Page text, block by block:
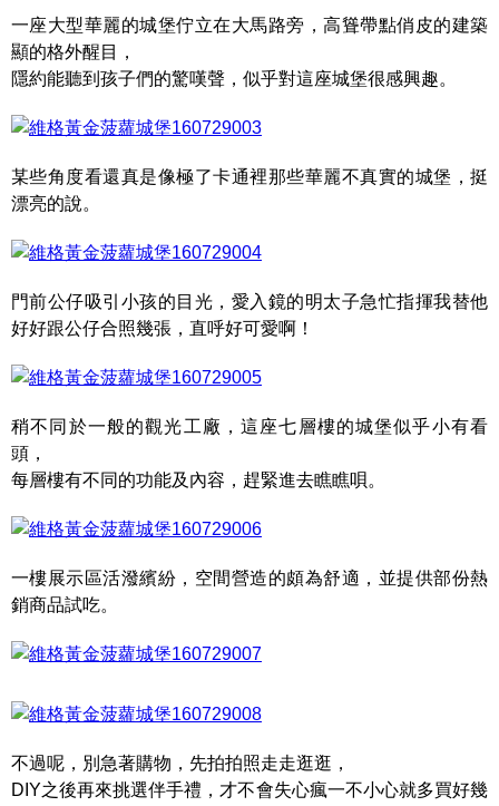
一座大型華麗的城堡佇立在大馬路旁，高聳帶點俏皮的建築
顯的格外醒目，
隱約能聽到孩子們的驚嘆聲，似乎對這座城堡很感興趣。
某些角度看還真是像極了卡通裡那些華麗不真實的城堡，挺
漂亮的說。
門前公仔吸引小孩的目光，愛入鏡的明太子急忙指揮我替他
好好跟公仔合照幾張，直呼好可愛啊！
稍不同於一般的觀光工廠，這座七層樓的城堡似乎小有看
頭，
每層樓有不同的功能及內容，趕緊進去瞧瞧唄。
一樓展示區活潑繽紛，空間營造的頗為舒適，並提供部份熱
銷商品試吃。
不過呢，別急著購物，先拍拍照走走逛逛，
DIY之後再來挑選伴手禮，才不會失心瘋一不小心就多買好幾